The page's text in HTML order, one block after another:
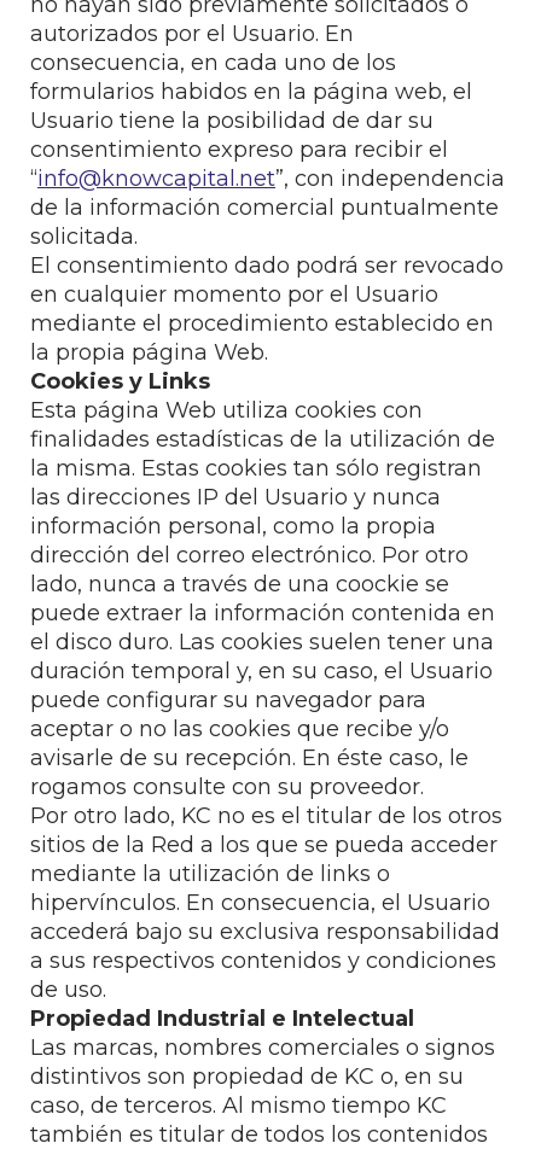
autorizados por el Usuario. En
consecuencia, en cada uno de los
formularios habidos en la página web, el
Usuario tiene la posibilidad de dar su
consentimiento expreso para recibir el
“info@knowcapital.net”, con independencia
de la información comercial puntualmente
solicitada.
El consentimiento dado podrá ser revocado
en cualquier momento por el Usuario
mediante el procedimiento establecido en
la propia página Web.
Cookies y Links
Esta página Web utiliza cookies con
finalidades estadísticas de la utilización de
la misma. Estas cookies tan sólo registran
las direcciones IP del Usuario y nunca
información personal, como la propia
dirección del correo electrónico. Por otro
lado, nunca a través de una coockie se
puede extraer la información contenida en
el disco duro. Las cookies suelen tener una
duración temporal y, en su caso, el Usuario
puede configurar su navegador para
aceptar o no las cookies que recibe y/o
avisarle de su recepción. En éste caso, le
rogamos consulte con su proveedor.
Por otro lado, KC no es el titular de los otros
sitios de la Red a los que se pueda acceder
mediante la utilización de links o
hipervínculos. En consecuencia, el Usuario
accederá bajo su exclusiva responsabilidad
a sus respectivos contenidos y condiciones
de uso.
Propiedad Industrial e Intelectual
Las marcas, nombres comerciales o signos
distintivos son propiedad de KC o, en su
caso, de terceros. Al mismo tiempo KC
también es titular de todos los contenidos